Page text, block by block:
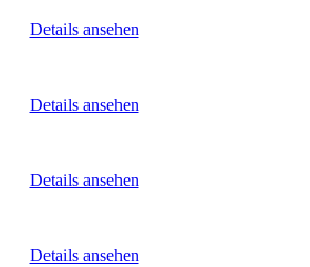
Details ansehen
Details ansehen
Details ansehen
Details ansehen